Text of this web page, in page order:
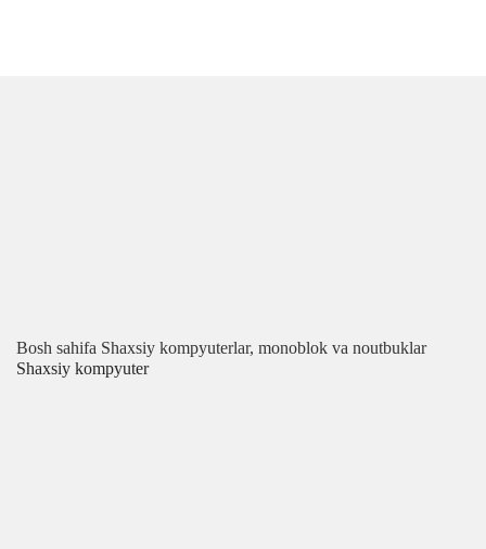
Bosh sahifa Shaxsiy kompyuterlar, monoblok va noutbuklar
Shaxsiy kompyuter